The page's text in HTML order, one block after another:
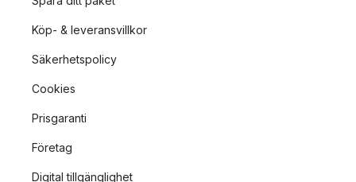
Köp- & leveransvillkor
Säkerhetspolicy
Cookies
Prisgaranti
Företag
Digital tillgänglighet